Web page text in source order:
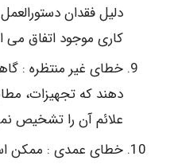
دلیل فقدان
کاری موجود اتفاق می
خطای غیر منتظره :
دهند که تجهیزات،
علائم آن را تشخیص
خطای عمدی : ممکن